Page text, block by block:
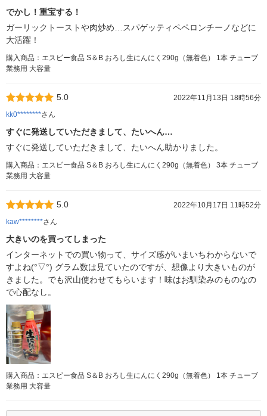
でかし！重宝する！
ガーリックトーストや肉炒め…スパゲッティペペロンチーノなどに
大活躍！
購入商品：エスビー食品 S＆B おろし生にんにく290g（無着色） 1本 チューブ
業務用 大容量
5.0
2022年11月13日 18時56分
kk0********さん
すぐに発送していただきまして、たいへん…
すぐに発送していただきまして、たいへん助かりました。
購入商品：エスビー食品 S＆B おろし生にんにく290g（無着色） 3本 チューブ
業務用 大容量
5.0
2022年10月17日 11時52分
kaw********さん
大きいのを買ってしまった
インターネットでの買い物って、サイズ感がいまいちわからないで
すよね(°▽°) グラム数は見ていたのですが、想像より大きいものが
きました。でも沢山使わせてもらいます！味はお馴染みのものなの
で心配なし。
購入商品：エスビー食品 S＆B おろし生にんにく290g（無着色） 1本 チューブ
業務用 大容量